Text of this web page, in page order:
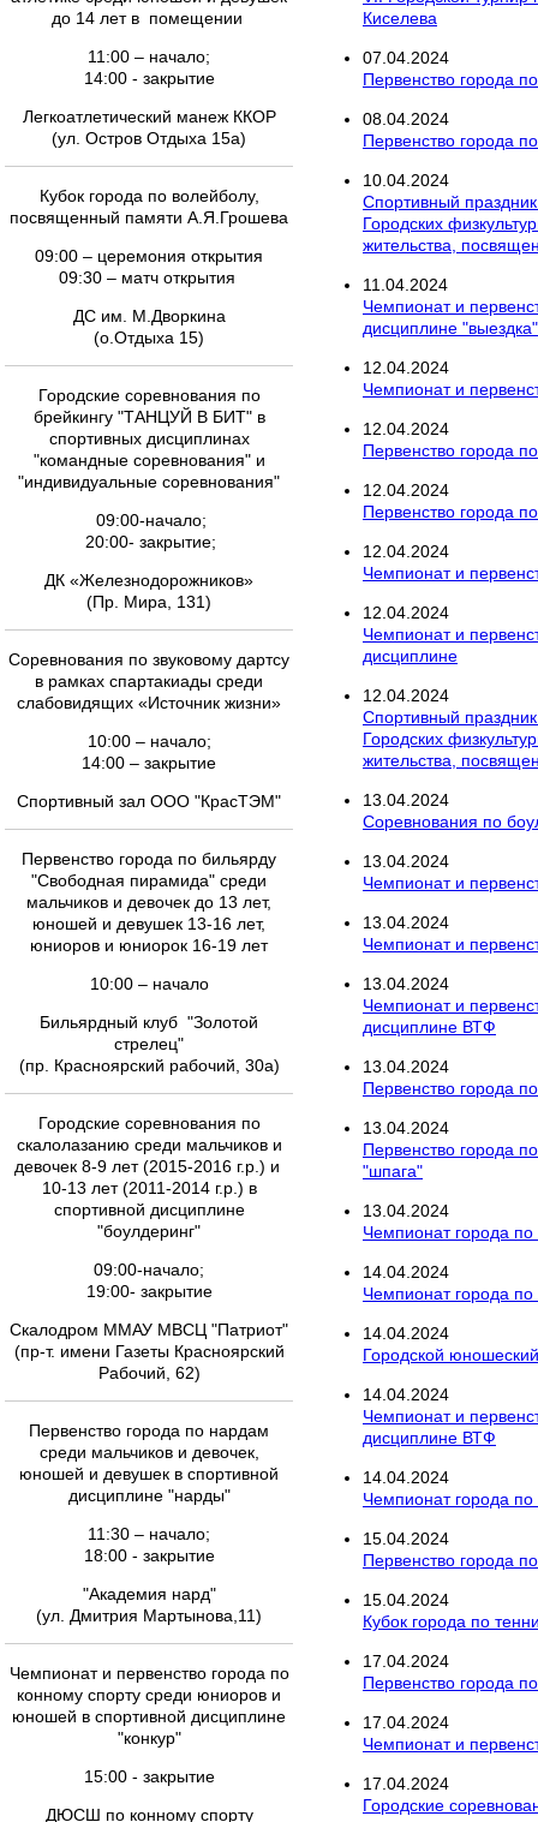
до 14 лет в помещении
11:00 – начало;
14:00 - закрытие
Легкоатлетический манеж ККОР
(ул. Остров Отдыха 15а)
Кубок города по волейболу,
посвященный памяти А.Я.Грошева
09:00 – церемония открытия
09:30 – матч открытия
ДС им. М.Дворкина
(о.Отдыха 15)
Городские соревнования по
брейкингу "ТАНЦУЙ В БИТ" в
спортивных дисциплинах
"командные соревнования" и
"индивидуальные соревнования"
09:00-начало;
20:00- закрытие;
ДК «Железнодорожников»
(Пр. Мира, 131)
Соревнования по звуковому дартсу
в рамках спартакиады среди
слабовидящих «Источник жизни»
10:00 – начало;
14:00 – закрытие
Спортивный зал ООО "КрасТЭМ"
Первенство города по бильярду
"Свободная пирамида" среди
мальчиков и девочек до 13 лет,
юношей и девушек 13-16 лет,
юниоров и юниорок 16-19 лет
10:00 – начало
Бильярдный клуб "Золотой
стрелец"
(пр. Красноярский рабочий, 30а)
Городские соревнования по
скалолазанию среди мальчиков и
девочек 8-9 лет (2015-2016 г.р.) и
10-13 лет (2011-2014 г.р.) в
спортивной дисциплине
"боулдеринг"
09:00-начало;
19:00- закрытие
Скалодром ММАУ МВСЦ "Патриот"
(пр-т. имени Газеты Красноярский
Рабочий, 62)
Первенство города по нардам
среди мальчиков и девочек,
юношей и девушек в спортивной
дисциплине "нарды"
11:30 – начало;
18:00 - закрытие
"Академия нард"
(ул. Дмитрия Мартынова,11)
Чемпионат и первенство города по
конному спорту среди юниоров и
юношей в спортивной дисциплине
"конкур"
15:00 - закрытие
ДЮСШ по конному спорту
Киселева
07.04.2024
Первенство города
08.04.2024
Первенство города
10.04.2024
Спортивный
Городских
жительства,
11.04.2024
Чемпионат и
дисциплине "выездка"
12.04.2024
Чемпионат и
12.04.2024
Первенство города
12.04.2024
Первенство города
12.04.2024
Чемпионат и
12.04.2024
Чемпионат и
дисциплине
12.04.2024
Спортивный
Городских
жительства,
13.04.2024
Соревнования по
13.04.2024
Чемпионат и
13.04.2024
Чемпионат и
13.04.2024
Чемпионат и
дисциплине ВТФ
13.04.2024
Первенство города
13.04.2024
Первенство города
"шпага"
13.04.2024
Чемпионат города по
14.04.2024
Чемпионат города по
14.04.2024
Городской
14.04.2024
Чемпионат и
дисциплине ВТФ
14.04.2024
Чемпионат города
15.04.2024
Первенство города
15.04.2024
Кубок города по
17.04.2024
Первенство города
17.04.2024
Чемпионат и
17.04.2024
Городские